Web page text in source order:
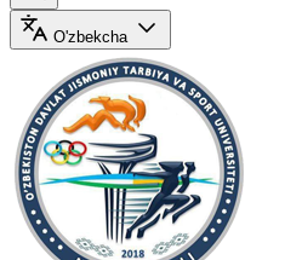
O'zbekcha